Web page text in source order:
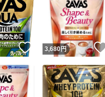
いいね！
3,680円